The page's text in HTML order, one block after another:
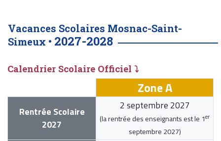
Vacances Scolaires Mosnac-Saint-
Simeux • 2027-2028
Calendrier Scolaire Officiel ⤵
Zone A
Rentrée Scolaire
2027
2 septembre 2027
(la rentrée des enseignants est le 1er
septembre 2027)